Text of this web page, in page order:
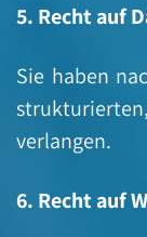
5. Recht auf
Sie haben
verlangen.
6. Recht auf